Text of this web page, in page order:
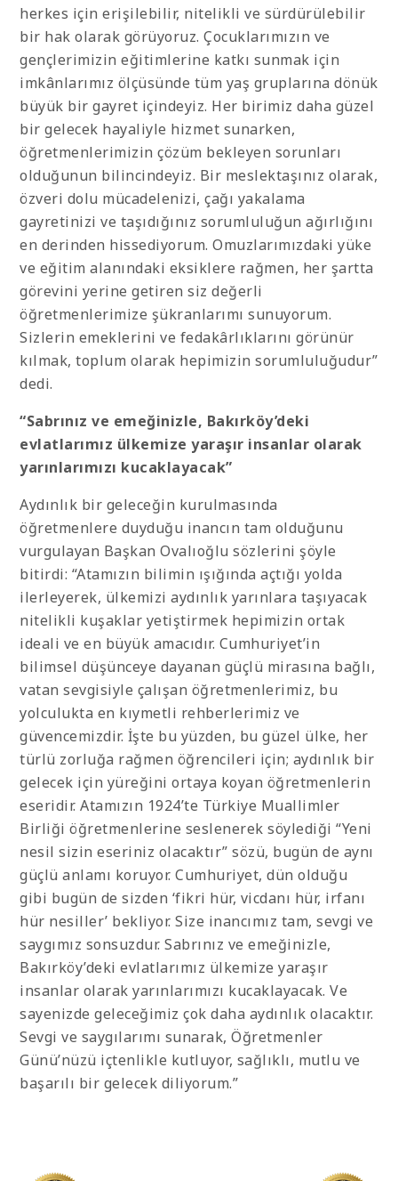
herkes için erişilebilir, nitelikli ve sürdürülebilir
bir hak olarak görüyoruz. Çocuklarımızın ve
gençlerimizin eğitimlerine katkı sunmak için
imkânlarımız ölçüsünde tüm yaş gruplarına dönük
büyük bir gayret içindeyiz. Her birimiz daha güzel
bir gelecek hayaliyle hizmet sunarken,
öğretmenlerimizin çözüm bekleyen sorunları
olduğunun bilincindeyiz. Bir meslektaşınız olarak,
özveri dolu mücadelenizi, çağı yakalama
gayretinizi ve taşıdığınız sorumluluğun ağırlığını
en derinden hissediyorum. Omuzlarımızdaki yüke
ve eğitim alanındaki eksiklere rağmen, her şartta
görevini yerine getiren siz değerli
öğretmenlerimize şükranlarımı sunuyorum.
Sizlerin emeklerini ve fedakârlıklarını görünür
kılmak, toplum olarak hepimizin sorumluluğudur”
dedi.
“Sabrınız ve emeğinizle, Bakırköy’deki
evlatlarımız ülkemize yaraşır insanlar olarak
yarınlarımızı kucaklayacak”
Aydınlık bir geleceğin kurulmasında
öğretmenlere duyduğu inancın tam olduğunu
vurgulayan Başkan Ovalıoğlu sözlerini şöyle
bitirdi: “Atamızın bilimin ışığında açtığı yolda
ilerleyerek, ülkemizi aydınlık yarınlara taşıyacak
nitelikli kuşaklar yetiştirmek hepimizin ortak
ideali ve en büyük amacıdır. Cumhuriyet’in
bilimsel düşünceye dayanan güçlü mirasına bağlı,
vatan sevgisiyle çalışan öğretmenlerimiz, bu
yolculukta en kıymetli rehberlerimiz ve
güvencemizdir. İşte bu yüzden, bu güzel ülke, her
türlü zorluğa rağmen öğrencileri için; aydınlık bir
gelecek için yüreğini ortaya koyan öğretmenlerin
eseridir. Atamızın 1924’te Türkiye Muallimler
Birliği öğretmenlerine seslenerek söylediği “Yeni
nesil sizin eseriniz olacaktır” sözü, bugün de aynı
güçlü anlamı koruyor. Cumhuriyet, dün olduğu
gibi bugün de sizden ‘fikri hür, vicdanı hür, irfanı
hür nesiller’ bekliyor. Size inancımız tam, sevgi ve
saygımız sonsuzdur. Sabrınız ve emeğinizle,
Bakırköy’deki evlatlarımız ülkemize yaraşır
insanlar olarak yarınlarımızı kucaklayacak. Ve
sayenizde geleceğimiz çok daha aydınlık olacaktır.
Sevgi ve saygılarımı sunarak, Öğretmenler
Günü’nüzü içtenlikle kutluyor, sağlıklı, mutlu ve
başarılı bir gelecek diliyorum.”